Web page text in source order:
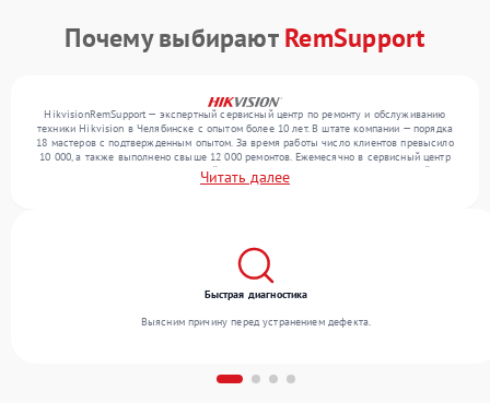
Почему выбираютRemSupport
HikvisionRemSupport — экспертный сервисный центр по ремонту и обслуживанию
техники Hikvision в Челябинске с опытом более 10 лет. В штате компании — порядка
18 мастеров с подтвержденным опытом. За время работы число клиентов превысило
10 000, а также выполнено свыше 12 000 ремонтов. Ежемесячно в сервисный центр
поступает более 300 обращений, включая , , . Мы устраняем поломки любой
сложности и гарантируем высокое качество обслуживания благодаря отлаженным
Читать далее
Быстрая диагностика
Выясним причину перед устранением дефекта.